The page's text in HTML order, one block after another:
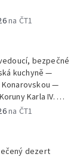
na ČT1
bezpečné
kuchyně —
Konarovskou —
Karla IV. —
Šindel
na ČT1
dezert